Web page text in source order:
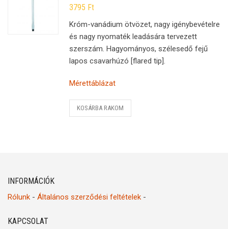
3795 Ft
Króm-vanádium ötvözet, nagy igénybevételre
és nagy nyomaték leadására tervezett
szerszám. Hagyományos, szélesedő fejű
lapos csavarhúzó [flared tip].
Mérettáblázat
KOSÁRBA RAKOM
INFORMÁCIÓK
Rólunk - Általános szerződési feltételek -
KAPCSOLAT